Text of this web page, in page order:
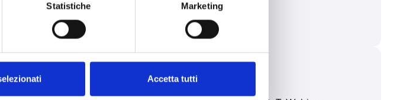
Statistiche Marketing
Accetta tutti